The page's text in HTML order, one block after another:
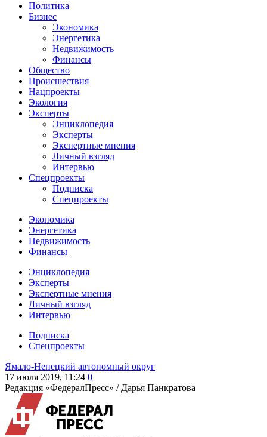
Политика
Бизнес
Экономика
Энергетика
Недвижимость
Финансы
Общество
Происшествия
Нацпроекты
Экология
Эксперты
Энциклопедия
Эксперты
Экспертные мнения
Личный взгляд
Интервью
Спецпроекты
Подписка
Спецпроекты
Экономика
Энергетика
Недвижимость
Финансы
Энциклопедия
Эксперты
Экспертные мнения
Личный взгляд
Интервью
Подписка
Спецпроекты
Ямало-Ненецкий автономный округ
17 июля 2019, 11:24 0
Редакция «ФедералПресс» / Дарья Панкратова